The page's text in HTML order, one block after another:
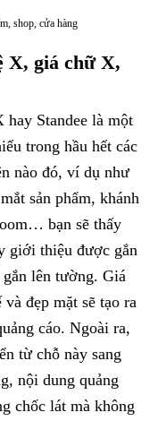
shop, cửa hàng
X, giá chữ X,
Standee là một
trong hầu hết các
nào đó, ví dụ như
sản phẩm, khánh
bạn sẽ thấy
giới thiệu được gắn
lên tường. Giá
đẹp mặt sẽ tạo ra
cáo. Ngoài ra,
từ chỗ này sang
nội dung quảng
chốc lát mà không